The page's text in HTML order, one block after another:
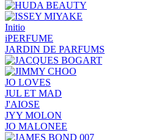
Initio
iPERFUME
JARDIN DE PARFUMS
JO LOVES
JUL ET MAD
J'AIOSE
JYY МОLON
JO MАLОNEE